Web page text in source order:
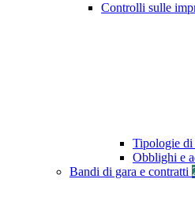
Controlli sulle
Tipologie
Obblighi e
Bandi di gara e contratti